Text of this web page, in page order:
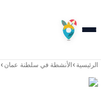
الرئيسية>الأنشطة فيسلطنة عمان>